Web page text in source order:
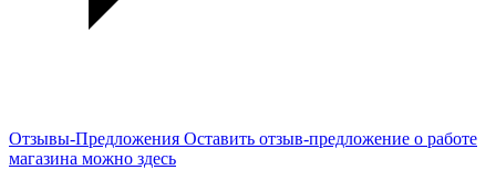
Отзывы-Предложения Оставить отзыв-предложение о работе
магазина можно здесь